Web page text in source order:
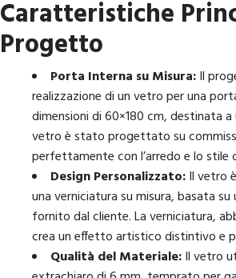
Caratteristiche
Progetto
Porta Interna su Misura:Il
realizzazione di un vetro per una
dimensioni di 60×180 cm, destinata
vetro è stato progettato su
perfettamente con l’arredo e lo stile
Design Personalizzato:Il vetro
una verniciatura su misura, basata
fornito dal cliente. La verniciatura,
crea un effetto artistico distintivo e
Qualità del Materiale:Il vetro